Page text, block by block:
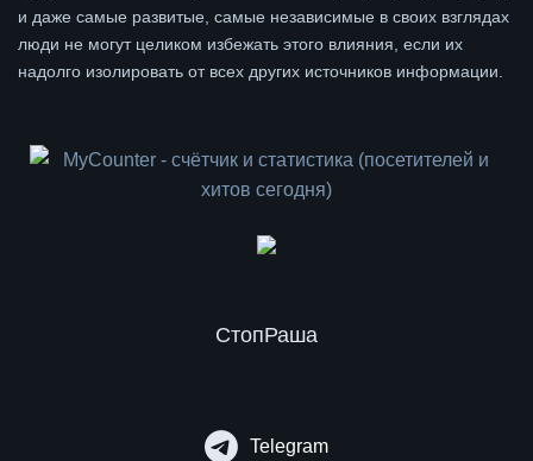
и даже самые развитые, самые независимые в своих взглядах
люди не могут целиком избежать этого влияния, если их
надолго изолировать от всех других источников информации.
СтопРаша
Telegram